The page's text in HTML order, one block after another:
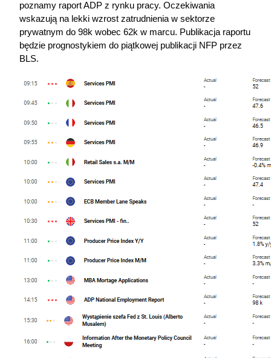
poznamy raport ADP z rynku pracy. Oczekiwania
wskazują na lekki wzrost zatrudnienia w sektorze
prywatnym do 98k wobec 62k w marcu. Publikacja raportu
będzie prognostykiem do piątkowej publikacji NFP przez
BLS.